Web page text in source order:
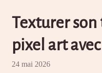
Texturer
pixel art
24 mai 2026